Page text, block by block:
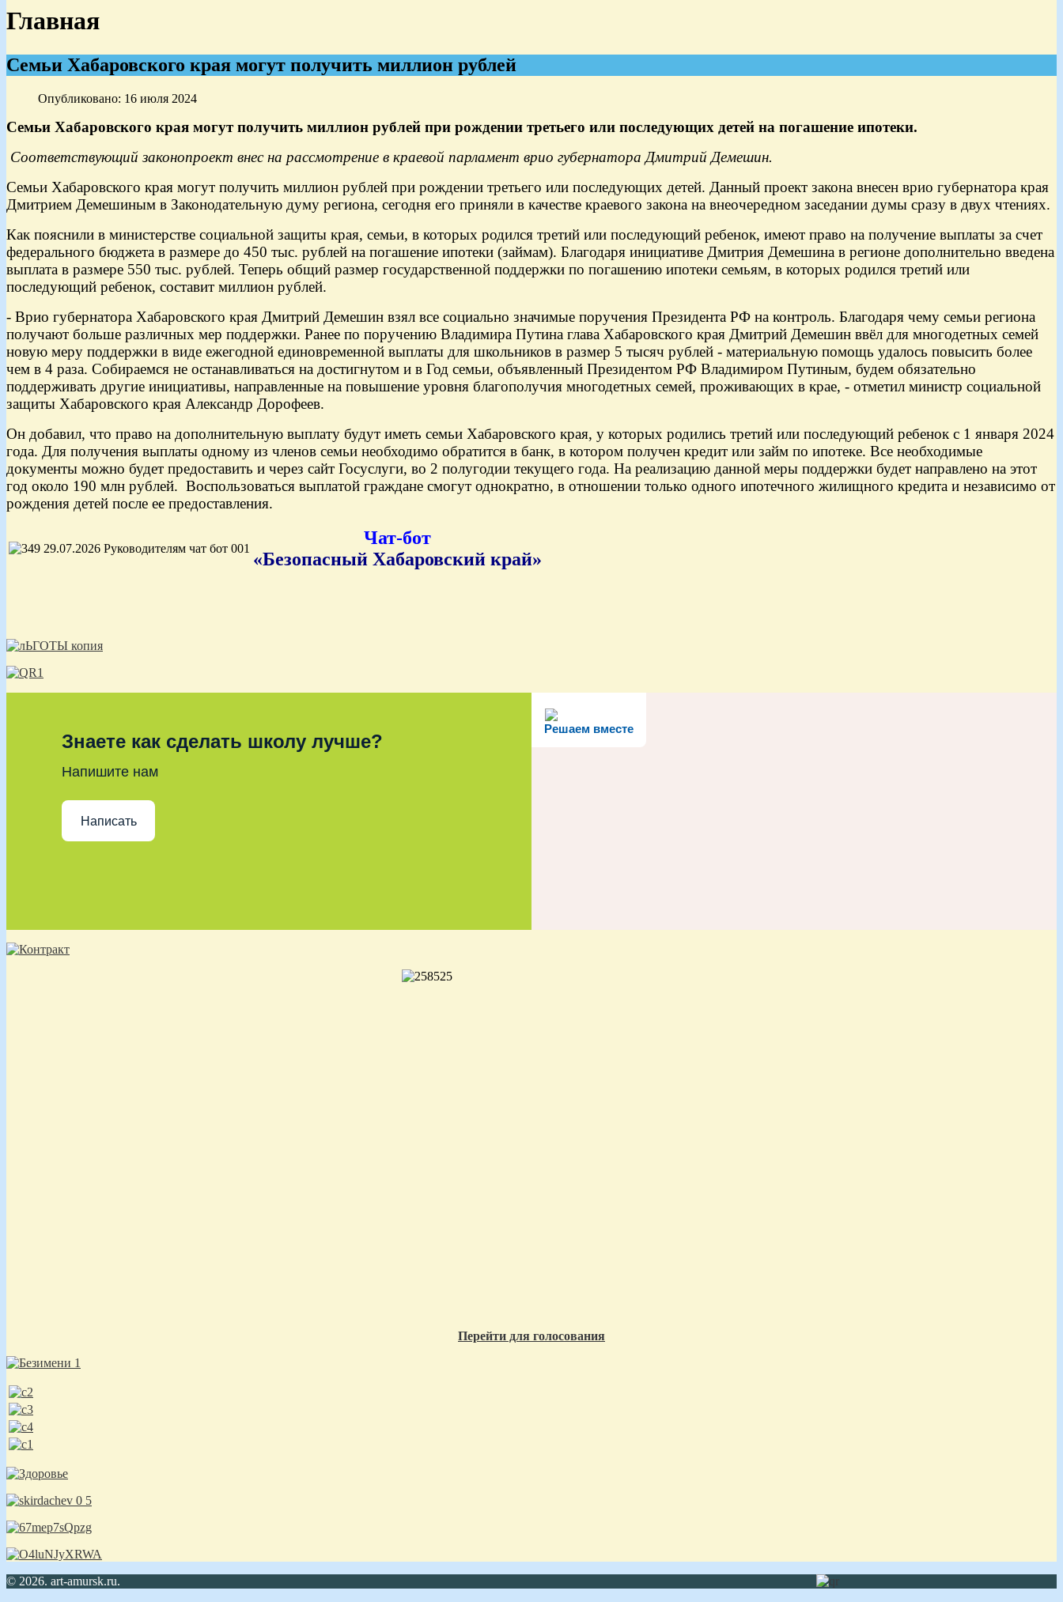
Главная
Семьи Хабаровского края могут получить миллион рублей
Опубликовано: 16 июля 2024
Семьи Хабаровского края могут получить миллион рублей при рождении третьего или последующих детей на погашение ипотеки.
Соответствующий законопроект внес на рассмотрение в краевой парламент врио губернатора Дмитрий Демешин.
Семьи Хабаровского края могут получить миллион рублей при рождении третьего или последующих детей. Данный проект закона внесен врио губернатора края
Дмитрием Демешиным в Законодательную думу региона, сегодня его приняли в качестве краевого закона на внеочередном заседании думы сразу в двух чтениях.
Как пояснили в министерстве социальной защиты края, семьи, в которых родился третий или последующий ребенок, имеют право на получение выплаты за счет
федерального бюджета в размере до 450 тыс. рублей на погашение ипотеки (займам). Благодаря инициативе Дмитрия Демешина в регионе дополнительно введена
выплата в размере 550 тыс. рублей. Теперь общий размер государственной поддержки по погашению ипотеки семьям, в которых родился третий или
последующий ребенок, составит миллион рублей.
- Врио губернатора Хабаровского края Дмитрий Демешин взял все социально значимые поручения Президента РФ на контроль. Благодаря чему семьи региона
получают больше различных мер поддержки. Ранее по поручению Владимира Путина глава Хабаровского края Дмитрий Демешин ввёл для многодетных семей
новую меру поддержки в виде ежегодной единовременной выплаты для школьников в размер 5 тысяч рублей - материальную помощь удалось повысить более
чем в 4 раза. Собираемся не останавливаться на достигнутом и в Год семьи, объявленный Президентом РФ Владимиром Путиным, будем обязательно
поддерживать другие инициативы, направленные на повышение уровня благополучия многодетных семей, проживающих в крае, - отметил министр социальной
защиты Хабаровского края Александр Дорофеев.
Он добавил, что право на дополнительную выплату будут иметь семьи Хабаровского края, у которых родились третий или последующий ребенок с 1 января 2024
года. Для получения выплаты одному из членов семьи необходимо обратится в банк, в котором получен кредит или займ по ипотеке. Все необходимые
документы можно будет предоставить и через сайт Госуслуги, во 2 полугодии текущего года. На реализацию данной меры поддержки будет направлено на этот
год около 190 млн рублей. Воспользоваться выплатой граждане смогут однократно, в отношении только одного ипотечного жилищного кредита и независимо от
рождения детей после ее предоставления.
Чат-бот
«Безопасный Хабаровский край»
Решаем вместе
Знаете как сделать школу лучше?
Напишите нам
Написать
Перейти для голосования
© 2026. art-amursk.ru.